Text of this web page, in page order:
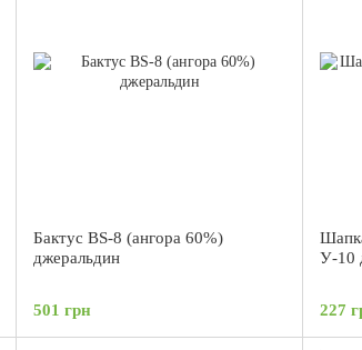
Бактус BS-8 (ангора 60%)
джеральдин
501 грн
У-10
227